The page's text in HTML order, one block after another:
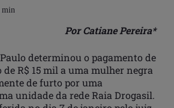
Por Catiane Pereira*
determinou o pagamento de
R$ 15 mil a uma mulher negra
de furto por uma
unidade da rede Raia Drogasil.